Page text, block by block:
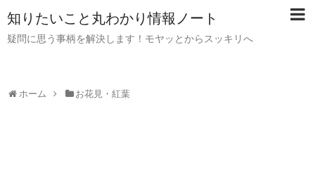
知りたいこと丸わかり情報ノート
疑問に思う事柄を解決します！モヤッとからスッキリへ
ホーム お花見・紅葉